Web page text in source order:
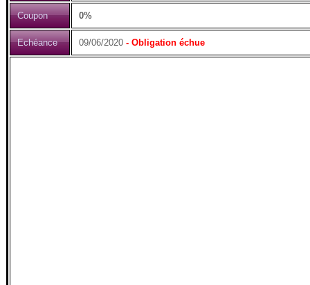
Coupon 0%
Echéance 09/06/2020 - Obligation échue